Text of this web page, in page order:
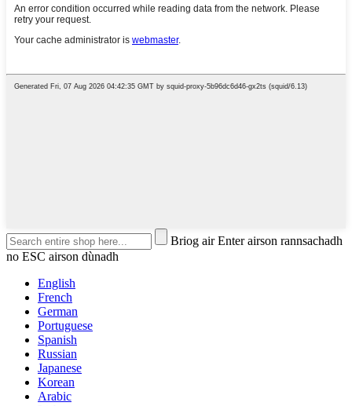
Briog air Enter airson rannsachadh
no ESC airson dùnadh
English
French
German
Portuguese
Spanish
Russian
Japanese
Korean
Arabic